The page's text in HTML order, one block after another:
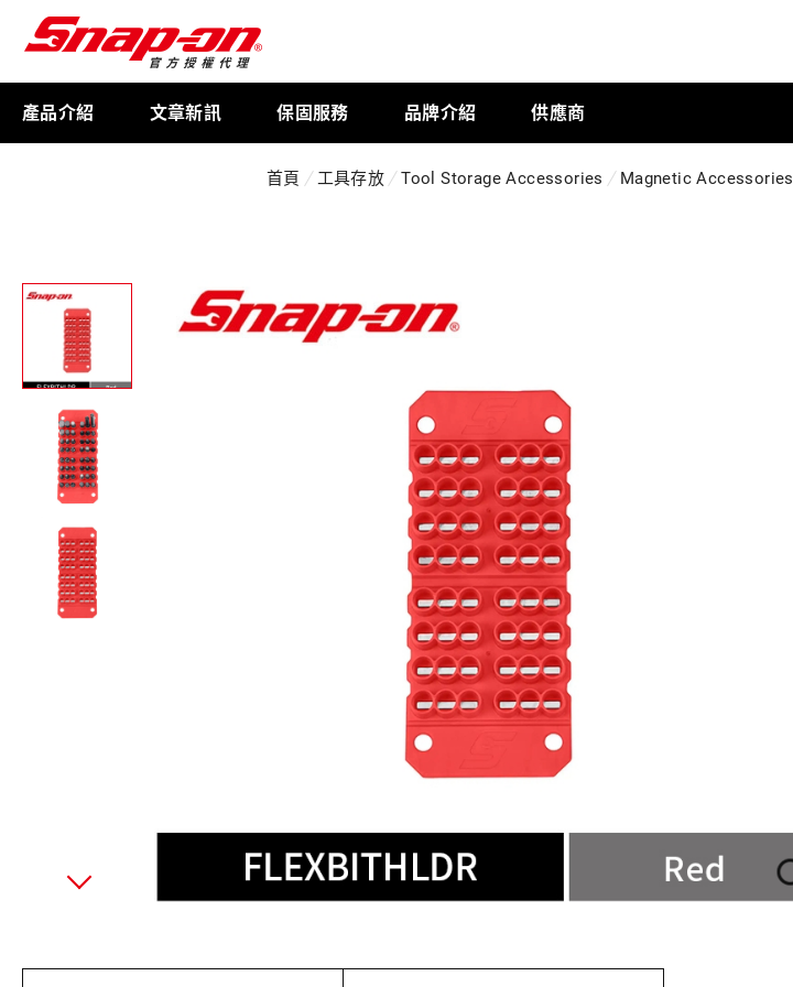
產品介紹
扭力扳手
文章新訊 保固服務 品牌介紹 供應商
首頁 工具存放 Tool Storage Accessories Magnetic Accessories